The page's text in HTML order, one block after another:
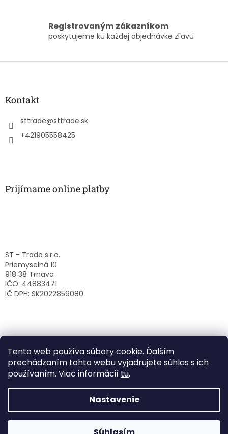
Tento web používa súbory cookie. Ďalším
prechádzaním tohto webu vyjadrujete súhlas s ich
používaním. Viac informácií tu.
Nastavenie
Registrovaným zákazníkom
poskytujeme ku každej objednávke zľavu
Z
Kontakt
sttrade@sttrade.sk
+421905558425
Prijímame online platby
ST - Trade s.r.o.
Priemyselná 10
918 38 Trnava
IČO: 44883471
IČ DPH: SK2022859080
Vytvoril Shoptet